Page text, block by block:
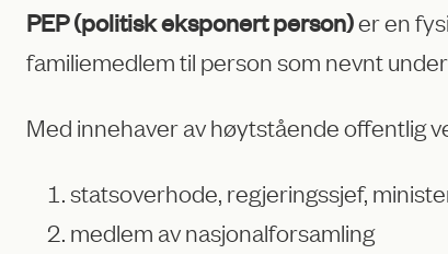
PEP (politisk eksponert person)er en
familiemedlem til person som nevnt
Med innehaver av høytstående offentlig
statsoverhode, regjeringssjef,
medlem av nasjonalforsamling